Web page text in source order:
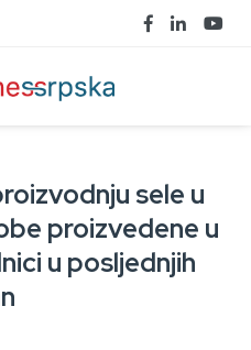
sele u
proizvedene u
u posljednjih